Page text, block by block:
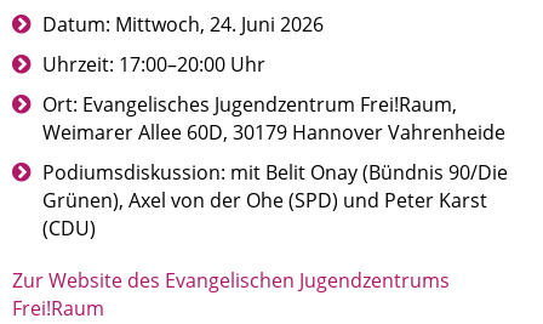
Datum: Mittwoch, 24. Juni 2026
Uhrzeit: 17:00–20:00 Uhr
Ort: Evangelisches Jugendzentrum Frei!Raum,
Weimarer Allee 60D, 30179 Hannover Vahrenheide
Podiumsdiskussion: mit Belit Onay (Bündnis 90/Die
Grünen), Axel von der Ohe (SPD) und Peter Karst
(CDU)
Zur Website des Evangelischen Jugendzentrums
Frei!Raum